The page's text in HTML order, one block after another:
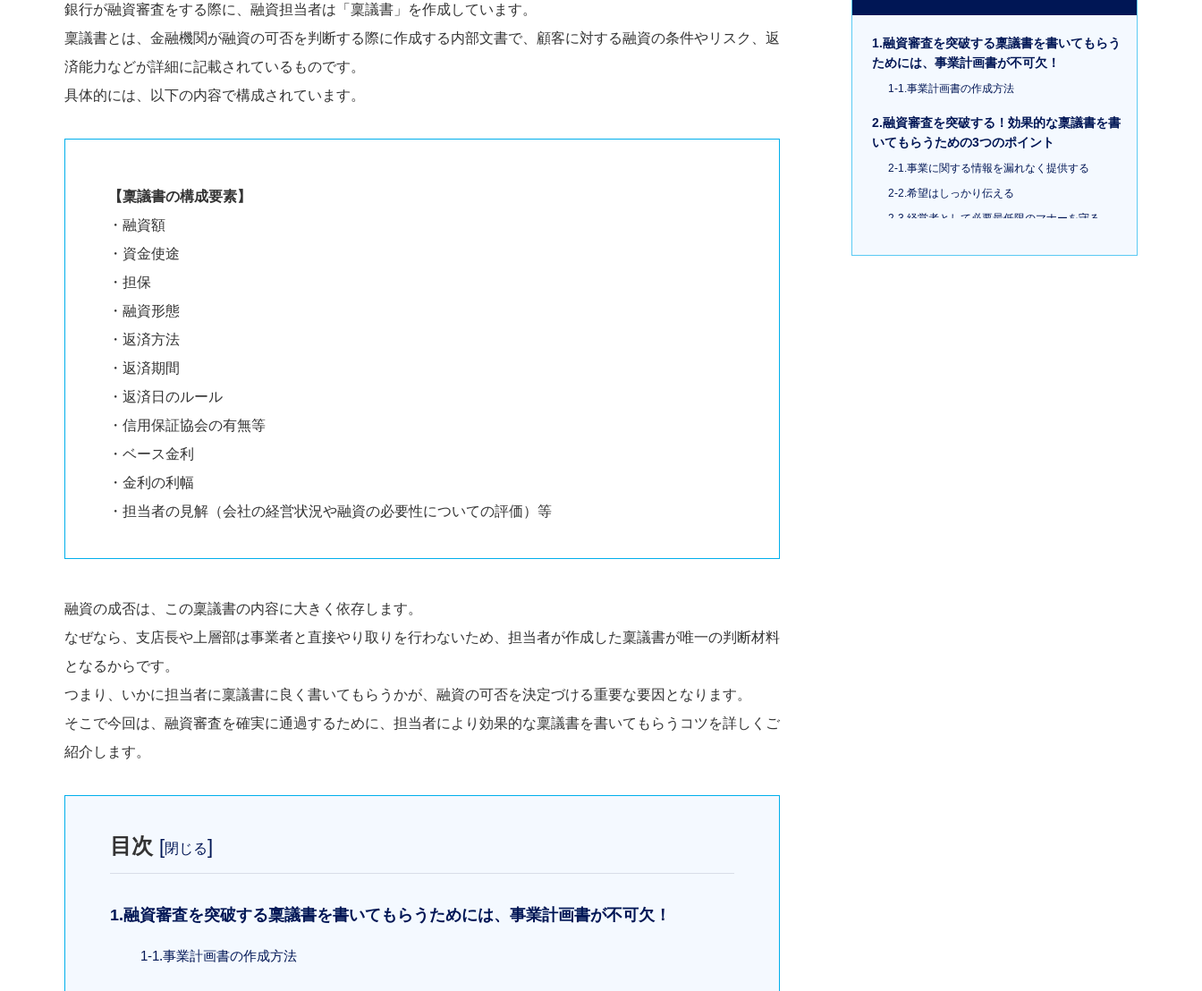
銀行が融資審査をする際に、融資担当者は「稟議書」を作成しています。
稟議書とは、金融機関が融資の可否を判断する際に作成する内部文書で、顧客に対する融資の条件やリスク、返
済能力などが詳細に記載されているものです。
具体的には、以下の内容で構成されています。
【稟議書の構成要素】
・融資額
・資金使途
・担保
・融資形態
・返済方法
・返済期間
・返済日のルール
・信用保証協会の有無等
・ベース金利
・金利の利幅
・担当者の見解（会社の経営状況や融資の必要性についての評価）等
融資の成否は、この稟議書の内容に大きく依存します。
なぜなら、支店長や上層部は事業者と直接やり取りを行わないため、担当者が作成した稟議書が唯一の判断材料
となるからです。
つまり、いかに担当者に稟議書に良く書いてもらうかが、融資の可否を決定づける重要な要因となります。
そこで今回は、融資審査を確実に通過するために、担当者により効果的な稟議書を書いてもらうコツを詳しくご
紹介します。
目次 [閉じる]
1.融資審査を突破する稟議書を書いてもらうためには、事業計画書が不可欠！
1-1.事業計画書の作成方法
1.融資審査を突破する稟議書を書いてもらう
ためには、事業計画書が不可欠！
1-1.事業計画書の作成方法
2.融資審査を突破する！効果的な稟議書を書
いてもらうための3つのポイント
2-1.事業に関する情報を漏れなく提供する
2-2.希望はしっかり伝える
2-3.経営者として必要最低限のマナーを守る
3.まとめ